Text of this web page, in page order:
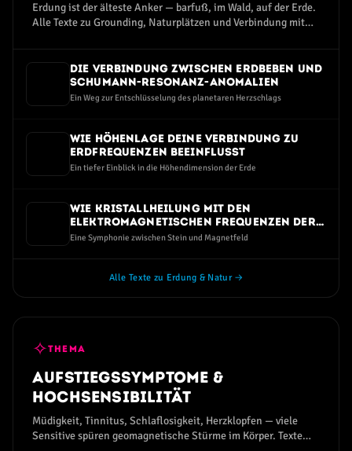
Erdung ist der älteste Anker — barfuß, im Wald, auf der Erde.
Alle Texte zu Grounding, Naturplätzen und Verbindung mit
Die Verbindung zwischen Erdbeben und
Schumann-Resonanz-Anomalien
Ein Weg zur Entschlüsselung des planetaren Herzschlags
Wie Höhenlage deine Verbindung zu
Erdfrequenzen beeinflusst
Ein tiefer Einblick in die Höhendimension der Erde
Wie Kristallheilung mit den
elektromagnetischen Frequenzen der
Erde verbunden ist
Eine Symphonie zwischen Stein und Magnetfeld
Alle Texte zu Erdung & Natur →
✧THEMA
Aufstiegssymptome &
Hochsensibilität
Müdigkeit, Tinnitus, Schlaflosigkeit, Herzklopfen — viele
Sensitive spüren geomagnetische Stürme im Körper. Texte